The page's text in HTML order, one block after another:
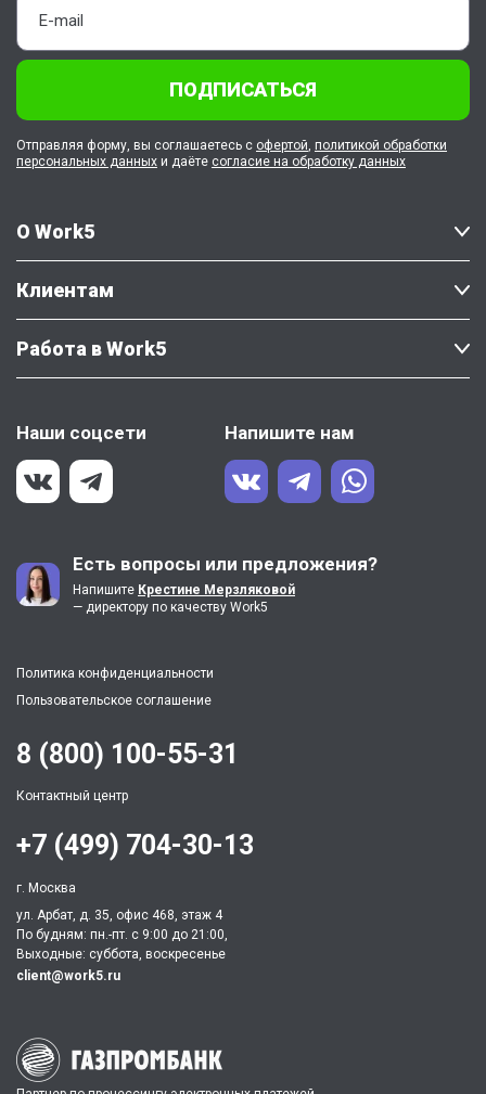
О Work5
Клиентам
Работа в Work5
Наши соцсети Напишите нам
Есть вопросы или предложения?
Напишите Крестине Мерзляковой
— директору по качеству Work5
Политика конфиденциальности
Пользовательское соглашение
ПОДПИСАТЬСЯ
Отправляя форму, вы соглашаетесь с офертой, политикой обработки
персональных данных и даёте согласие на обработку данных
8 (800) 100-55-31
Контактный центр
+7 (499) 704-30-13
г. Москва
ул. Арбат, д. 35, офис 468, этаж 4
По будням: пн.-пт. c 9:00 до 21:00,
Выходные: суббота, воскресенье
client@work5.ru